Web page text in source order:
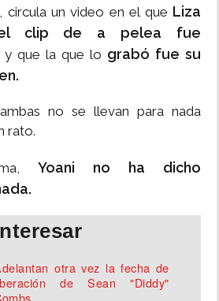
un video en el que Liza
clip de a pelea fue
y que la que lo grabó fue su
no se llevan para nada
rato.
Yoani no ha dicho
otra vez la fecha de
de Sean "Diddy"